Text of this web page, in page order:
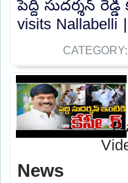
పెద్ది సుదర్శన్
visits Nallabelli
CATEGORY:
News